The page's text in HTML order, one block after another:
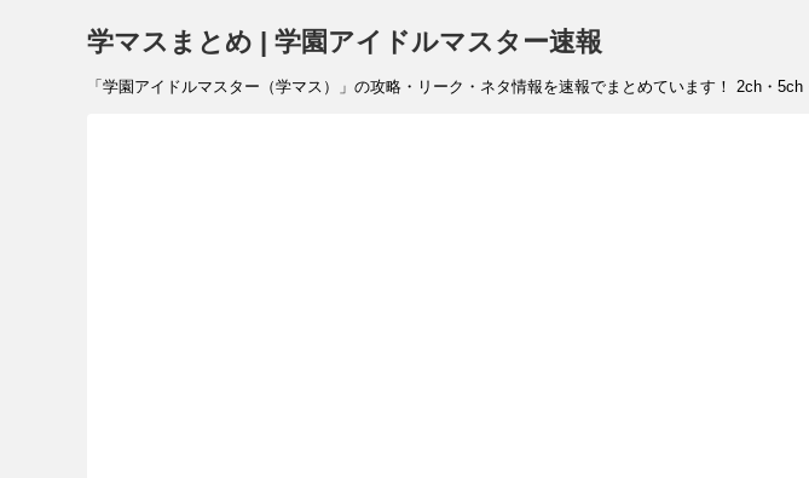
学マスまとめ | 学園アイドルマスター速報
「学園アイドルマスター（学マス）」の攻略・リーク・ネタ情報を速報でまとめています！ 2ch・